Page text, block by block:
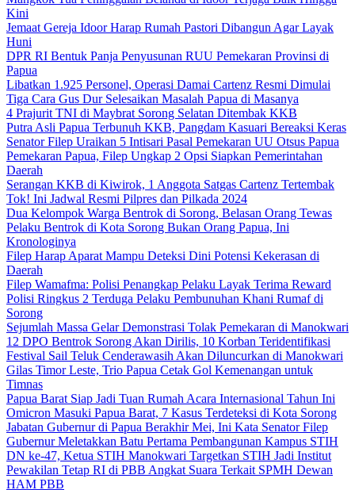
Kini
Jemaat Gereja Idoor Harap Rumah Pastori Dibangun Agar Layak
Huni
DPR RI Bentuk Panja Penyusunan RUU Pemekaran Provinsi di
Papua
Libatkan 1.925 Personel, Operasi Damai Cartenz Resmi Dimulai
Tiga Cara Gus Dur Selesaikan Masalah Papua di Masanya
4 Prajurit TNI di Maybrat Sorong Selatan Ditembak KKB
Putra Asli Papua Terbunuh KKB, Pangdam Kasuari Bereaksi Keras
Senator Filep Uraikan 5 Intisari Pasal Pemekaran UU Otsus Papua
Pemekaran Papua, Filep Ungkap 2 Opsi Siapkan Pemerintahan
Daerah
Serangan KKB di Kiwirok, 1 Anggota Satgas Cartenz Tertembak
Tok! Ini Jadwal Resmi Pilpres dan Pilkada 2024
Dua Kelompok Warga Bentrok di Sorong, Belasan Orang Tewas
Pelaku Bentrok di Kota Sorong Bukan Orang Papua, Ini
Kronologinya
Filep Harap Aparat Mampu Deteksi Dini Potensi Kekerasan di
Daerah
Filep Wamafma: Polisi Penangkap Pelaku Layak Terima Reward
Polisi Ringkus 2 Terduga Pelaku Pembunuhan Khani Rumaf di
Sorong
Sejumlah Massa Gelar Demonstrasi Tolak Pemekaran di Manokwari
12 DPO Bentrok Sorong Akan Dirilis, 10 Korban Teridentifikasi
Festival Sail Teluk Cenderawasih Akan Diluncurkan di Manokwari
Gilas Timor Leste, Trio Papua Cetak Gol Kemenangan untuk
Timnas
Papua Barat Siap Jadi Tuan Rumah Acara Internasional Tahun Ini
Omicron Masuki Papua Barat, 7 Kasus Terdeteksi di Kota Sorong
Jabatan Gubernur di Papua Berakhir Mei, Ini Kata Senator Filep
Gubernur Meletakkan Batu Pertama Pembangunan Kampus STIH
DN ke-47, Ketua STIH Manokwari Targetkan STIH Jadi Institut
Pewakilan Tetap RI di PBB Angkat Suara Terkait SPMH Dewan
HAM PBB